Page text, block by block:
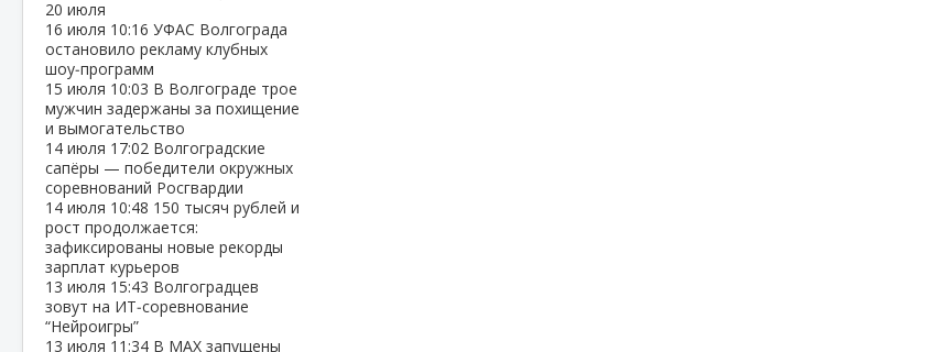
20 июля
16 июля 10:16 УФАС Волгограда
остановило рекламу клубных
шоу‑программ
15 июля 10:03 В Волгограде трое
мужчин задержаны за похищение
и вымогательство
14 июля 17:02 Волгоградские
сапёры — победители окружных
соревнований Росгвардии
14 июля 10:48 150 тысяч рублей и
рост продолжается:
зафиксированы новые рекорды
зарплат курьеров
13 июля 15:43 Волгоградцев
зовут на ИТ‑соревнование
“Нейроигры”
13 июля 11:34 В МАХ запущены